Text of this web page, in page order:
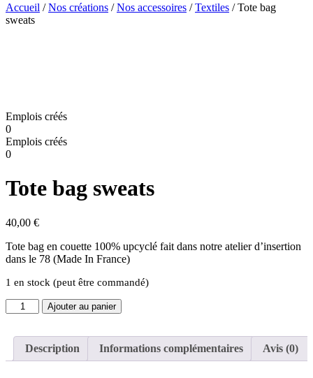
Accueil /Nos créations /Nos accessoires /Textiles / Tote bag
sweats
Emplois créés
0
Emplois créés
0
Tote bag sweats
40,00 €
Tote bag en couette 100% upcyclé fait dans notre atelier d’insertion
dans le 78 (Made In France)
1 en stock (peut être commandé)
quantité
de
bag
sweats
Ajouter au panier
Description Informations complémentaires Avis (0)